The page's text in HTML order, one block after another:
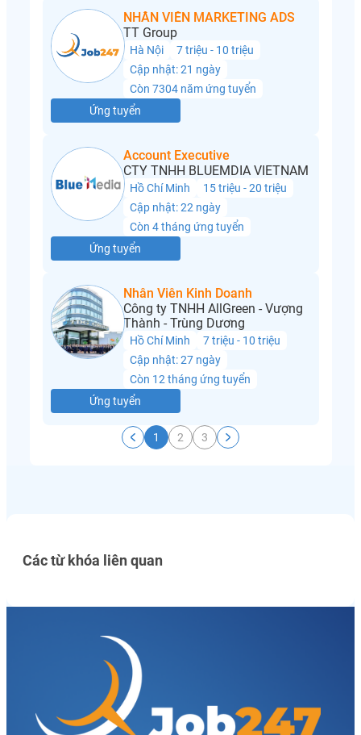
NHÂN VIÊN MARKETING ADS
TT Group
Hà Nội
7 triệu - 10 triệu
Cập nhật: 21 ngày
Còn 7304 năm ứng tuyển
Ứng tuyển
Account Executive
CTY TNHH BLUEMDIA VIETNAM
Hồ Chí Minh
15 triệu - 20 triệu
Cập nhật: 22 ngày
Còn 4 tháng ứng tuyển
Ứng tuyển
Nhân Viên Kinh Doanh
Công ty TNHH AllGreen - Vượng
Thành - Trùng Dương
Hồ Chí Minh
7 triệu - 10 triệu
Cập nhật: 27 ngày
Còn 12 tháng ứng tuyển
Ứng tuyển
1 2 3
Các từ khóa liên quan